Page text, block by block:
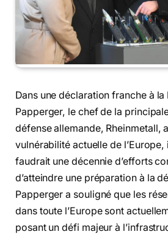
Dans une déclaration franche à la
Papperger, le chef de la
défense allemande, Rheinmetall,
vulnérabilité actuelle de l’Europe,
faudrait une décennie d’efforts
d’atteindre une préparation à la
Papperger a souligné que les
dans toute l’Europe sont
posant un défi majeur à